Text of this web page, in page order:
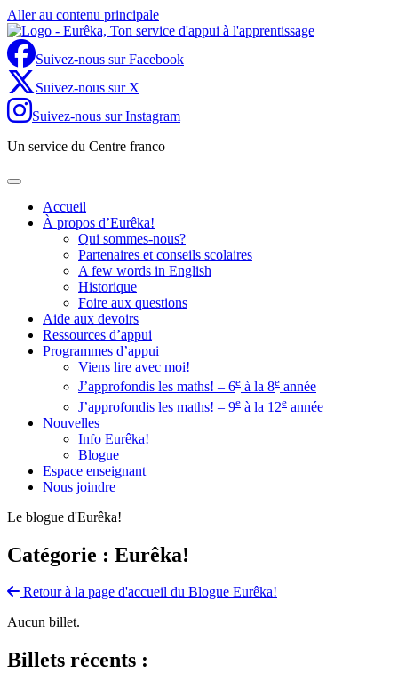
Aller au contenu principale
Suivez-nous sur Facebook
Suivez-nous sur X
Suivez-nous sur Instagram
Un service du Centre franco
Accueil
À propos d’Eurêka!
Qui sommes-nous?
Partenaires et conseils scolaires
A few words in English
Historique
Foire aux questions
Aide aux devoirs
Ressources d’appui
Programmes d’appui
Viens lire avec moi!
J’approfondis les maths! – 6e à la 8e année
J’approfondis les maths! – 9e à la 12e année
Nouvelles
Info Eurêka!
Blogue
Espace enseignant
Nous joindre
Le blogue d'Eurêka!
Catégorie : Eurêka!
Retour à la page d'accueil du Blogue Eurêka!
Aucun billet.
Billets récents :